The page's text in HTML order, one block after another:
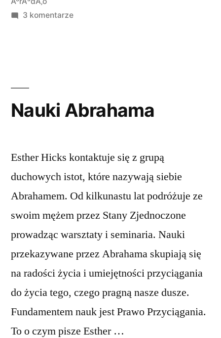
3 komentarzedo
Nauki Abrahama
Esther Hicks kontaktuje się z grupą
duchowych istot, które nazywają siebie
Abrahamem. Od kilkunastu lat podróżuje ze
swoim mężem przez Stany Zjednoczone
prowadząc warsztaty i seminaria. Nauki
przekazywane przez Abrahama skupiają się
na radości życia i umiejętności przyciągania
do życia tego, czego pragną nasze dusze.
Fundamentem nauk jest Prawo Przyciągania.
To o czym pisze Esther …